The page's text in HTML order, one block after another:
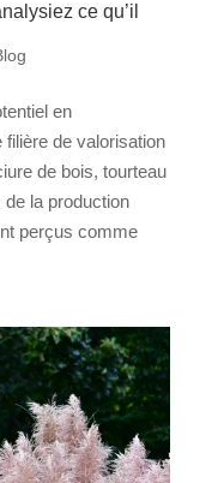
ce qu’il
en
de valorisation
de bois, tourteau
la production
perçus comme